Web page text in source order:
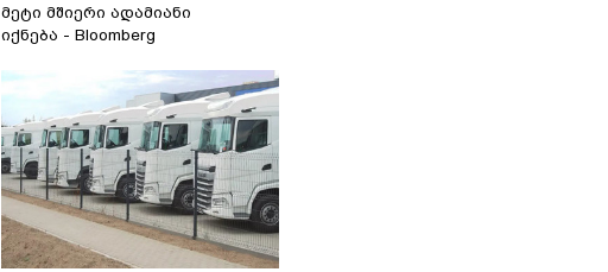
მეტი მშიერი ადამიანი
იქნება - Bloomberg